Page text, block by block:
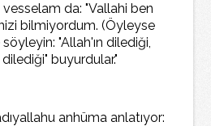
da: "Vallahi ben
bilmiyordum. (Öyleyse
"Allah'ın dilediği,
buyurdular."
anhüma anlatıyor: